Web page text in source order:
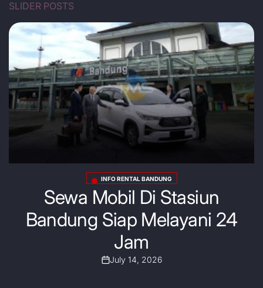
SLIDER POSTS
Posted
in
INFO RENTAL BANDUNG
Sewa Mobil Di Stasiun
Bandung Siap Melayani 24
Jam
Post
July 14, 2026